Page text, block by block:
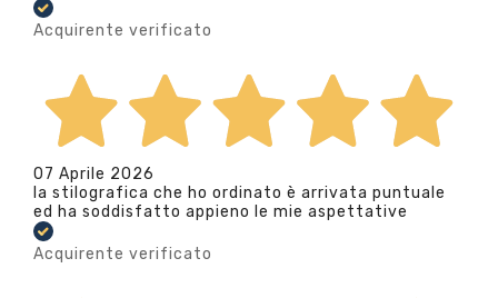
Acquirente verificato
07 Aprile 2026
la stilografica che ho ordinato è arrivata puntuale
ed ha soddisfatto appieno le mie aspettative
Acquirente verificato